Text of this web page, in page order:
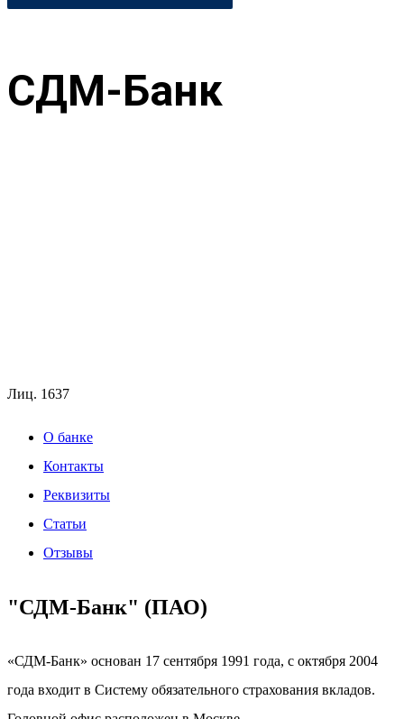
СДМ-Банк
Лиц. 1637
О банке
Контакты
Реквизиты
Статьи
Отзывы
"СДМ-Банк" (ПАО)
«СДМ-Банк» основан 17 сентября 1991 года, с октября 2004
года входит в Систему обязательного страхования вкладов.